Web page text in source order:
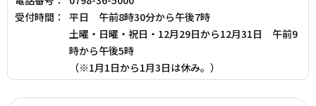
受付時間：
平日 午前8時30分から午後7時
土曜・日曜・祝日・12月29日から12月31日 午前9
時から午後5時
（※1月1日から1月3日は休み。）